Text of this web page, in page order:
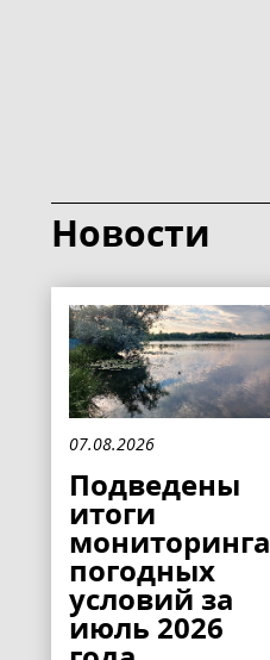
Новости
07.08.2026
Подведены
итоги
мониторинга
погодных
условий за
июль 2026